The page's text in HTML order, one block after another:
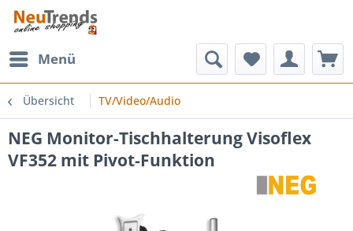
Menü
Übersicht TV/Video/Audio
NEG Monitor-Tischhalterung Visoflex
VF352 mit Pivot-Funktion